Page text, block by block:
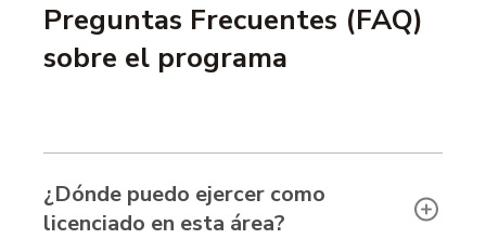
Preguntas Frecuentes (FAQ)
sobre el programa
¿Dónde puedo ejercer como
licenciado en esta área?